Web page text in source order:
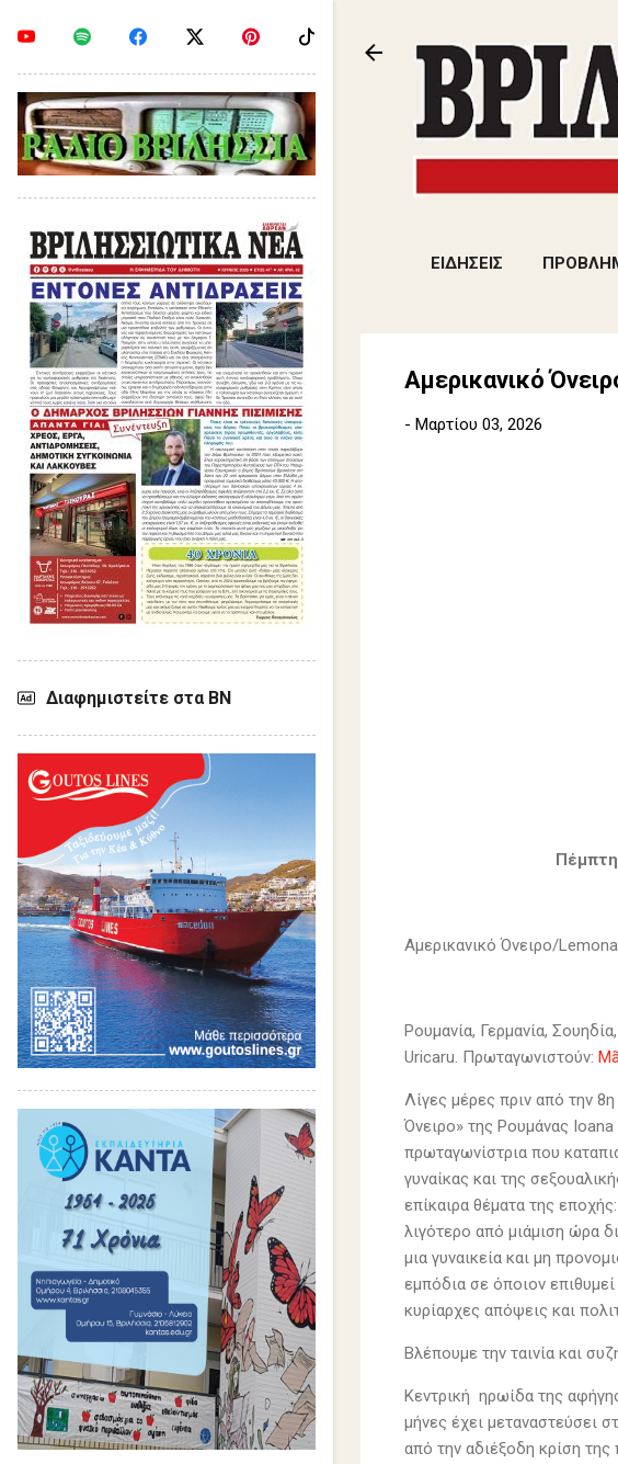
ΕΙΔΗΣΕΙΣ
Αμερικανικό
- Μαρτίου 03, 2026
Αμερικανικό Όνειρο/
Ρουμανία, Γερμανία,
Uricaru. Πρωταγωνιστούν:
Λίγες μέρες πριν από την
Όνειρο» της Ρουμάνας Ioana
πρωταγωνίστρια που
γυναίκας και της
επίκαιρα θέματα της
λιγότερο από μιάμιση ώρα
μια γυναικεία και μη
εμπόδια σε όποιον
κυρίαρχες απόψεις και
Βλέπουμε την ταινία και
Κεντρική ηρωίδα της
μήνες έχει μεταναστεύσει
από την αδιέξοδη κρίση της
Διαφημιστείτε στα ΒΝ